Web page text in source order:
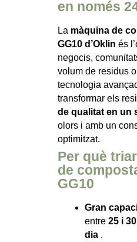
en només
La màquina de
GG10 d’Oklin és
negocis,
volum de residus
tecnologia
transformar els
de qualitat en un
olors i amb un
optimitzat.
Per què
de
GG10
Gran
entre25 i
dia .